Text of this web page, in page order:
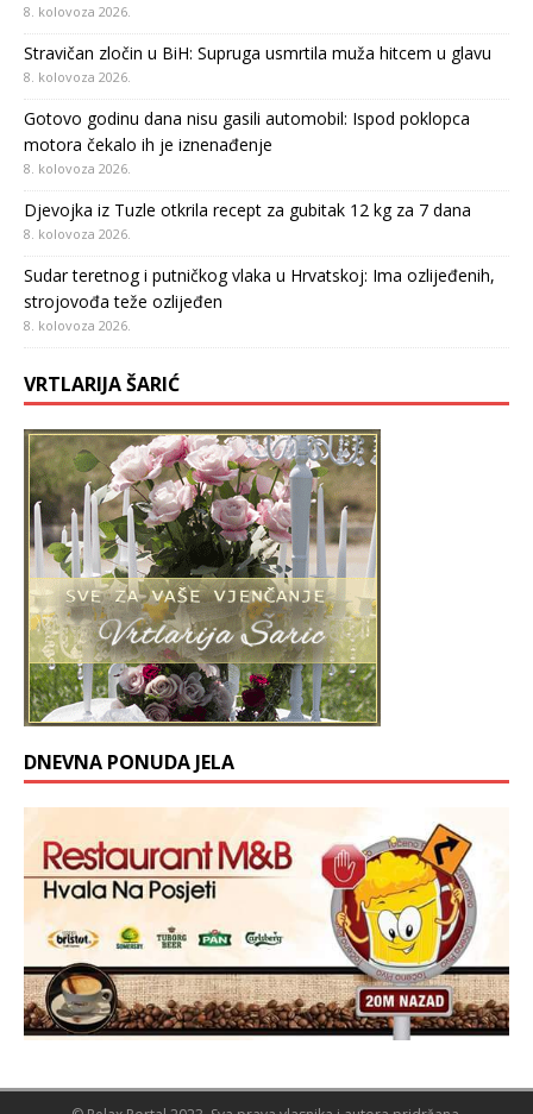
8. kolovoza 2026.
Stravičan zločin u BiH: Supruga usmrtila muža hitcem u glavu
8. kolovoza 2026.
Gotovo godinu dana nisu gasili automobil: Ispod poklopca
motora čekalo ih je iznenađenje
8. kolovoza 2026.
Djevojka iz Tuzle otkrila recept za gubitak 12 kg za 7 dana
8. kolovoza 2026.
Sudar teretnog i putničkog vlaka u Hrvatskoj: Ima ozlijeđenih,
strojovođa teže ozlijeđen
8. kolovoza 2026.
VRTLARIJA ŠARIĆ
DNEVNA PONUDA JELA